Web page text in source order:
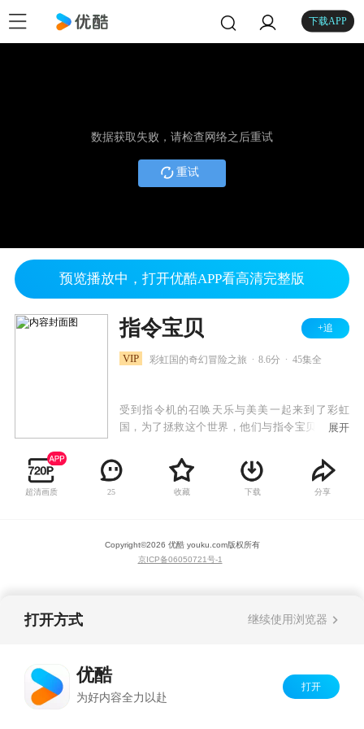
下载APP
数据获取失败，请检查网络之后重试
重试
预览播放中，打开优酷APP看高清完整版
指令宝贝 +追
VIP 彩虹国的奇幻冒险之旅 8.6分 45集全
受到指令机的召唤天乐与美美一起来到了彩虹
国，为了拯救这个世界，他们与指令宝贝红宝开
克服各种困难，结识了更多同伴，最终凭着友
情、爱与正义的力量拯救了彩虹国。
展开
超清画质 25 收藏 下载 分享
Copyright©2026 优酷 youku.com版权所有
京ICP备06050721号-1
打开方式 继续使用浏览器
优酷
为好内容全力以赴
打开